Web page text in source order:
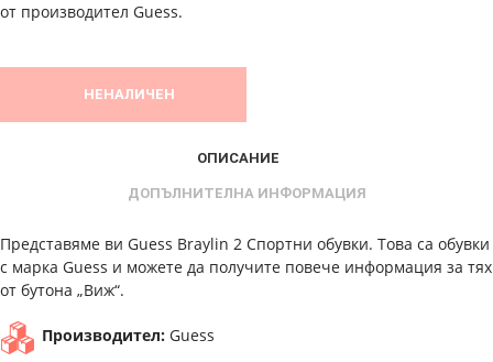
от производител Guess.
НЕНАЛИЧЕН
ОПИСАНИЕ
ДОПЪЛНИТЕЛНА ИНФОРМАЦИЯ
Представяме ви Guess Braylin 2 Спортни обувки. Това са обувки
с марка Guess и можете да получите повече информация за тях
от бутона „Виж“.
Производител: Guess